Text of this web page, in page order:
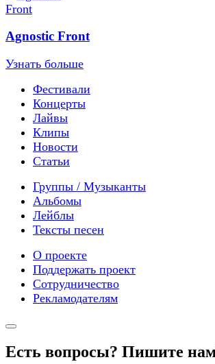
Agnostic Front
Узнать больше
Фестивали
Концерты
Лайвы
Клипы
Новости
Статьи
Группы / Музыканты
Альбомы
Лейблы
Тексты песен
О проекте
Поддержать проект
Сотрудничество
Рекламодателям
Есть вопросы? Пишите